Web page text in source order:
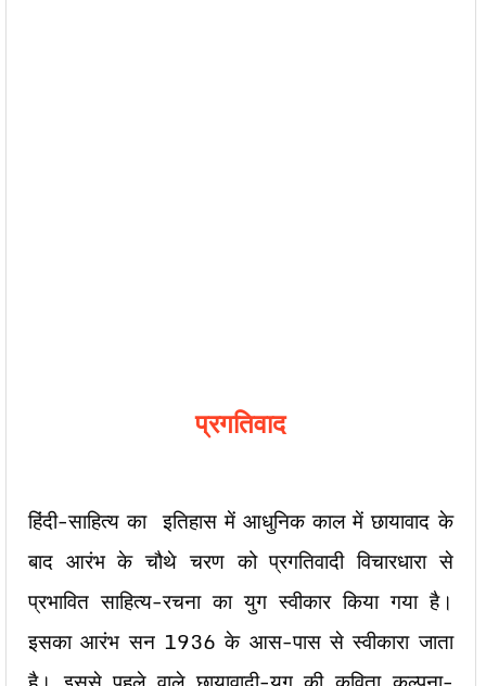
प्रगतिवाद
हिंदी-साहित्य का इतिहास में आधुनिक काल में छायावाद के
बाद आरंभ के चौथे चरण को प्रगतिवादी विचारधारा से
प्रभावित साहित्य-रचना का युग स्वीकार किया गया है।
इसका आरंभ सन 1936 के आस-पास से स्वीकारा जाता